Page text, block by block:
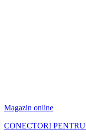
Magazin online
CONECTORI